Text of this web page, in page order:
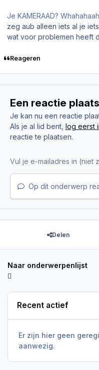
Je KAMERAAD?
zeg aub alleen iets al je
wat voor problemen heeft
Reageren
Een reactie
Je kan nu een reactie
Als je al lid bent, log eerst
reactie te plaatsen.
Op dit onderwerp
Delen
Naar onderwerpenlijst
Recent actief
Er zijn hier geen
aanwezig.